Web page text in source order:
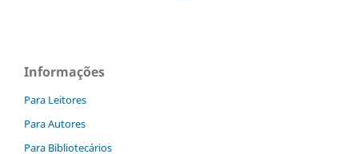
Informações
Para Leitores
Para Autores
Para Bibliotecários